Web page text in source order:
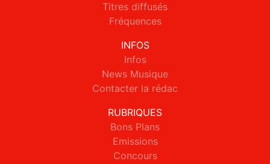
Titres diffusés
Fréquences
INFOS
Infos
News Musique
Contacter la rédac
RUBRIQUES
Bons Plans
Emissions
Concours